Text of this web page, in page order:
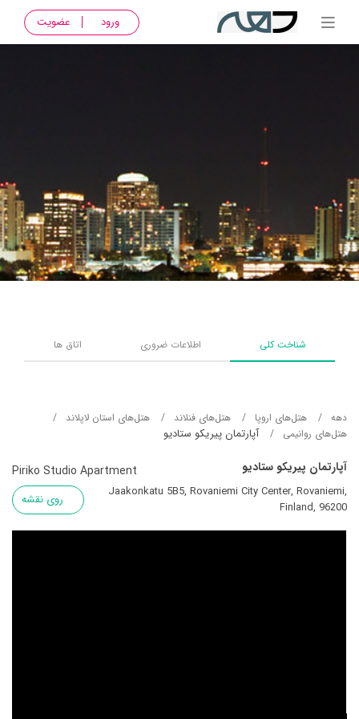
ورود عضویت
شناخت کلی اطلاعات ضروری اتاق ها
دهه هتل‌های اروپا هتل‌های فنلاند
هتل‌های استان لاپلاند
هتل‌های روانیمی
آپارتمان پیریکو ستادیو
آپارتمان پیریکو ستادیو Piriko Studio Apartment
Jaakonkatu 5B5, Rovaniemi City Center, Rovaniemi,
Finland, 96200
روی نقشه